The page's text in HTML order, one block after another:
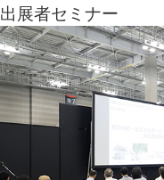
出展者セミナー